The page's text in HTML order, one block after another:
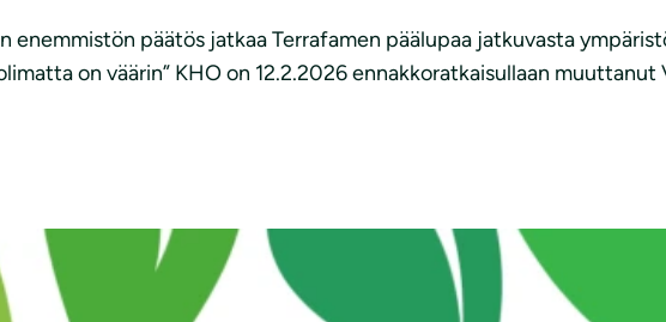
enemmistön päätös jatkaa Terrafamen päälupaa jatkuvasta
on väärin” KHO on 12.2.2026 ennakkoratkaisullaan